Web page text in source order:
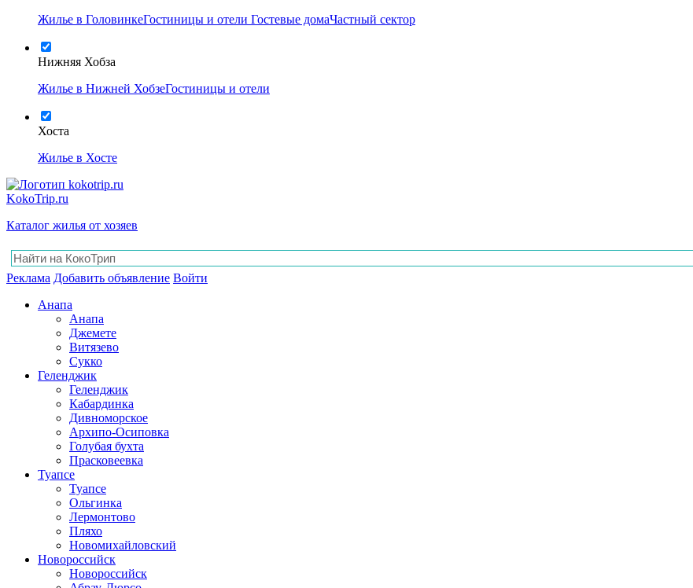
Жилье в ГоловинкеГостиницы и отели Гостевые домаЧастный сектор
Нижняя Хобза
Жилье в Нижней ХобзеГостиницы и отели
Хоста
Жилье в Хосте
KokoTrip.ru
Каталог жилья от хозяев
Реклама Добавить объявление Войти
Анапа
Анапа
Джемете
Витязево
Сукко
Геленджик
Геленджик
Кабардинка
Дивноморское
Архипо-Осиповка
Голубая бухта
Прасковеевка
Туапсе
Туапсе
Ольгинка
Лермонтово
Пляхо
Новомихайловский
Новороссийск
Новороссийск